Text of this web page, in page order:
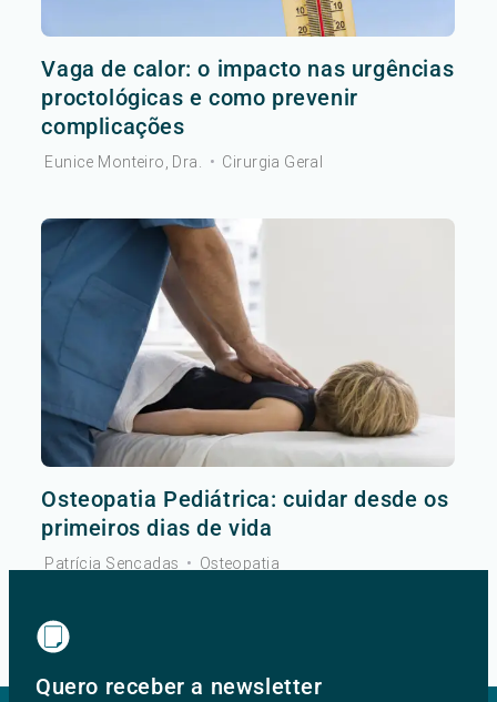
Vaga de calor: o impacto nas urgências
proctológicas e como prevenir
complicações
Eunice Monteiro, Dra. • Cirurgia Geral
Osteopatia Pediátrica: cuidar desde os
primeiros dias de vida
Patrícia Sencadas • Osteopatia
Quero receber a newsletter